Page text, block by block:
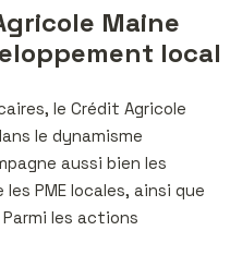
Maine
local
le Crédit Agricole
le dynamisme
aussi bien les
PME locales, ainsi que
les actions